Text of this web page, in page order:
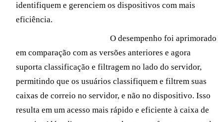
identifiquem e gerenciem os dispositivos com mais
eficiência.
O desempenho foi aprimorado
em comparação com as versões anteriores e agora
suporta classificação e filtragem no lado do servidor,
permitindo que os usuários classifiquem e filtrem suas
caixas de correio no servidor, e não no dispositivo. Isso
resulta em um acesso mais rápido e eficiente à caixa de